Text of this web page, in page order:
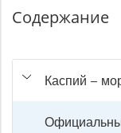
Содержание
Каспий –